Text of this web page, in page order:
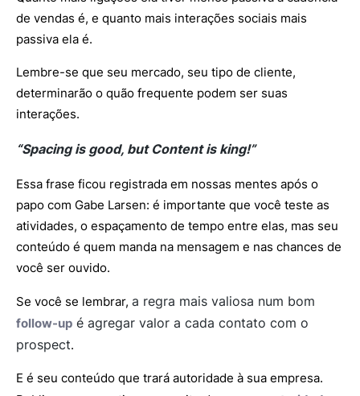
de vendas é, e quanto mais interações sociais mais
passiva ela é.
Lembre-se que seu mercado, seu tipo de cliente,
determinarão o quão frequente podem ser suas
interações.
“Spacing is good, but Content is king!”
Essa frase ficou registrada em nossas mentes após o
papo com Gabe Larsen: é importante que você teste as
atividades, o espaçamento de tempo entre elas, mas seu
conteúdo é quem manda na mensagem e nas chances de
você ser ouvido.
Se você se lembrar, a regra mais valiosa num bom
follow-up é agregar valor a cada contato com o
prospect.
E é seu conteúdo que trará autoridade à sua empresa.